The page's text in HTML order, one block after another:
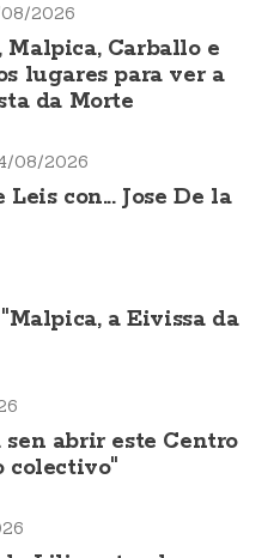
2026
Malpica, Carballo e
lugares para ver a
da Morte
08/2026
con... Jose De la
a Eivissa da
sen abrir este Centro
colectivo"